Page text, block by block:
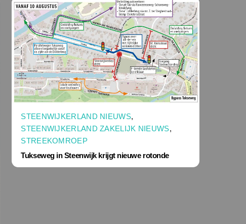
STEENWIJKERLAND NIEUWS,
STEENWIJKERLAND ZAKELIJK NIEUWS,
STREEKOMROEP
Tukseweg in Steenwijk krijgt nieuwe rotonde